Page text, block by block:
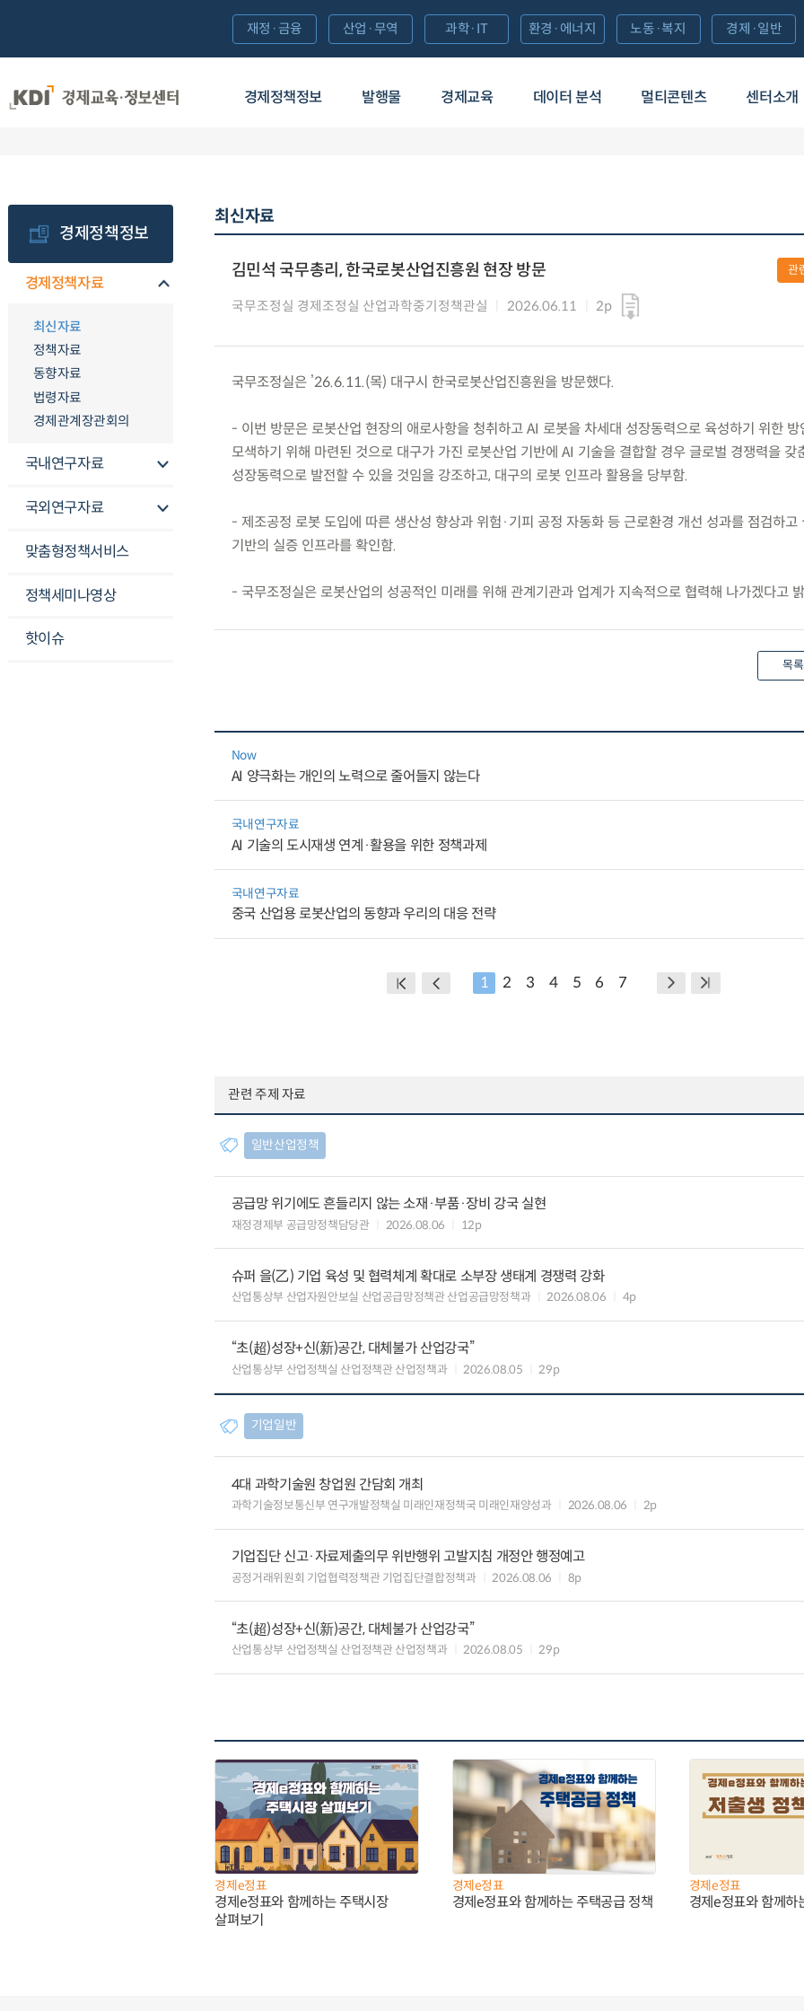
경제정책정보 발행물 경제교육 데이터 분석 멀티콘텐츠 센터소개
재정·금융 산업·무역 과학·IT 환경·에너지 노동·복지 경제·일반
경제정책정보
경제정책자료
최신자료
정책자료
동향자료
법령자료
경제관계장관회의
국내연구자료
국외연구자료
맞춤형정책서비스
정책세미나영상
핫이슈
최신자료
김민석 국무총리, 한국로봇산업진흥원 현장 방문
국무조정실 경제조정실 산업과학중기정책관실 2026.06.11 2p
관
국무조정실은 ’26.6.11.(목) 대구시 한국로봇산업진흥원을 방문했다.
- 이번 방문은 로봇산업 현장의 애로사항을 청취하고 AI 로봇을 차세대 성장동력으로 육성하기 위한 방
모색하기 위해 마련된 것으로 대구가 가진 로봇산업 기반에 AI 기술을 결합할 경우 글로벌 경쟁력을 갖
성장동력으로 발전할 수 있을 것임을 강조하고, 대구의 로봇 인프라 활용을 당부함.
- 제조공정 로봇 도입에 따른 생산성 향상과 위험·기피 공정 자동화 등 근로환경 개선 성과를 점검하고
기반의 실증 인프라를 확인함.
- 국무조정실은 로봇산업의 성공적인 미래를 위해 관계기관과 업계가 지속적으로 협력해 나가겠다고
목
Now
AI 양극화는 개인의 노력으로 줄어들지 않는다
국내연구자료
AI 기술의 도시재생 연계·활용을 위한 정책과제
국내연구자료
중국 산업용 로봇산업의 동향과 우리의 대응 전략
1 2 3 4 5 6 7
관련 주제 자료
일반산업정책
공급망 위기에도 흔들리지 않는 소재·부품·장비 강국 실현
재정경제부 공급망정책담당관 2026.08.06 12p
슈퍼 을(乙) 기업 육성 및 협력체계 확대로 소부장 생태계 경쟁력 강화
산업통상부 산업자원안보실 산업공급망정책관 산업공급망정책과 2026.08.06 4p
“초(超)성장+신(新)공간, 대체불가 산업강국”
산업통상부 산업정책실 산업정책관 산업정책과 2026.08.05 29p
기업일반
4대 과학기술원 창업원 간담회 개최
과학기술정보통신부 연구개발정책실 미래인재정책국 미래인재양성과 2026.08.06 2p
기업집단 신고·자료제출의무 위반행위 고발지침 개정안 행정예고
공정거래위원회 기업협력정책관 기업집단결합정책과 2026.08.06 8p
“초(超)성장+신(新)공간, 대체불가 산업강국”
산업통상부 산업정책실 산업정책관 산업정책과 2026.08.05 29p
경제e정표
경제e정표와 함께하는 주택시장
살펴보기
경제e정표
경제e정표와 함께하는 주택공급 정책
경제e정표
경제e정표와 함께하